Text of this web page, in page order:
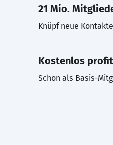
21 Mio.
Knüpf neue
Kostenlos
Schon als Basis-